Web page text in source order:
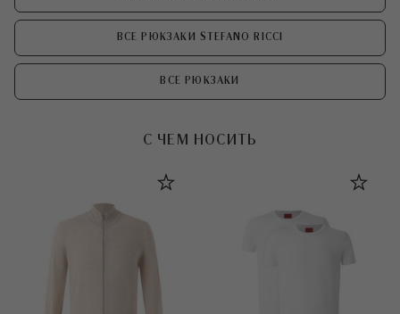
ВСЕ РЮКЗАКИ STEFANO RICCI
ВСЕ РЮКЗАКИ
С ЧЕМ НОСИТЬ